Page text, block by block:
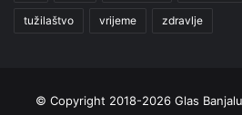
tužilaštvo vrijeme zdravlje
© Copyright 2018-2026 Glas